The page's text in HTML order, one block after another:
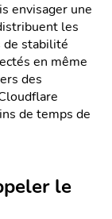
envisager une
les
de stabilité
en même
des
de temps de
le